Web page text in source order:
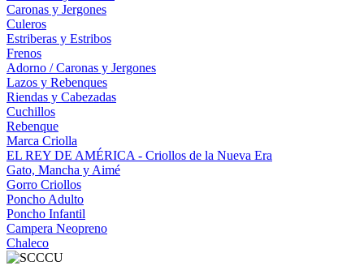
Caronas y Jergones
Culeros
Estriberas y Estribos
Frenos
Adorno / Caronas y Jergones
Lazos y Rebenques
Riendas y Cabezadas
Cuchillos
Rebenque
Marca Criolla
EL REY DE AMÉRICA - Criollos de la Nueva Era
Gato, Mancha y Aimé
Gorro Criollos
Poncho Adulto
Poncho Infantil
Campera Neopreno
Chaleco